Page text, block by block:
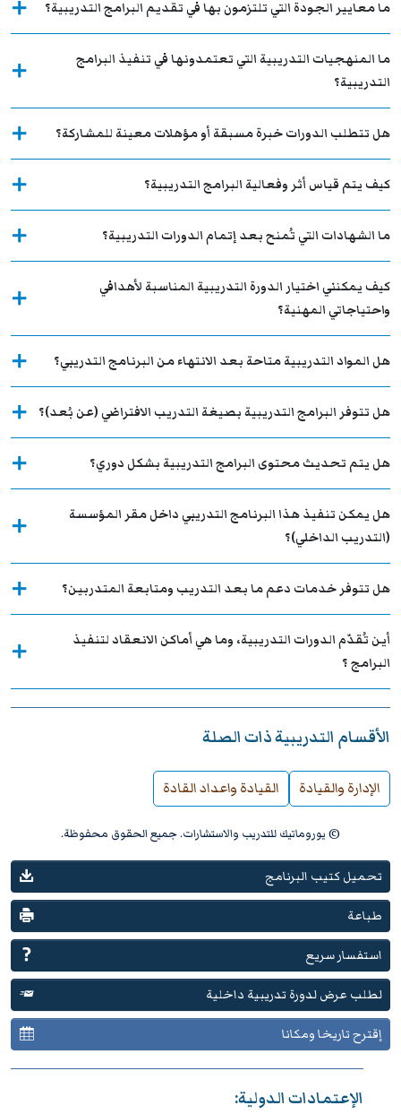
ما معايير الجودة التي تلتزمون بها في تقديم البرامج التدريبية؟
ما المنهجيات التدريبية التي تعتمدونها في تنفيذ البرامج
التدريبية؟
هل تتطلب الدورات خبرة مسبقة أو مؤهلات معينة للمشاركة؟
كيف يتم قياس أثر وفعالية البرامج التدريبية؟
ما الشهادات التي تُمنح بعد إتمام الدورات التدريبية؟
كيف يمكنني اختيار الدورة التدريبية المناسبة لأهدافي
واحتياجاتي المهنية؟
هل المواد التدريبية متاحة بعد الانتهاء من البرنامج التدريبي؟
هل تتوفر البرامج التدريبية بصيغة التدريب الافتراضي (عن بُعد)؟
هل يتم تحديث محتوى البرامج التدريبية بشكل دوري؟
هل يمكن تنفيذ هذا البرنامج التدريبي داخل مقر المؤسسة
(التدريب الداخلي)؟
هل تتوفر خدمات دعم ما بعد التدريب ومتابعة المتدربين؟
أين تُقدّم الدورات التدريبية، وما هي أماكن الانعقاد لتنفيذ
البرامج ؟
الأقسام التدريبية ذات الصلة
الإدارة والقيادة القيادة واعداد القادة
© يوروماتيك للتدريب والاستشارات. جميع الحقوق محفوظة.
تحميل كتيب البرنامج
طباعة
استفسار سريع
لطلب عرض لدورة تدريبية داخلية
إقترح تاريخا ومكانا
الإعتمادات الدولية: